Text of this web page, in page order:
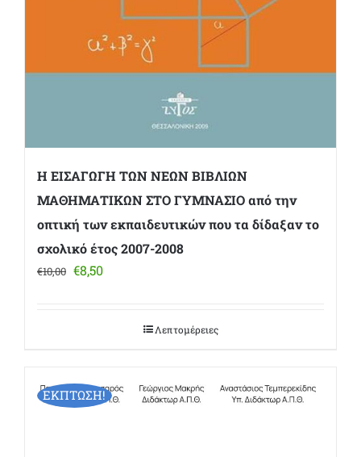
Η ΕΙΣΑΓΩΓΗ ΤΩΝ ΝΕΩΝ ΒΙΒΛΙΩΝ
ΜΑΘΗΜΑΤΙΚΩΝ ΣΤΟ ΓΥΜΝΑΣΙΟ από την
οπτική των εκπαιδευτικών που τα δίδαξαν το
σχολικό έτος 2007-2008
€10,00 Original
€8,50Η
Λεπτομέρειες
ΕΚΠΤΩΣΗ!